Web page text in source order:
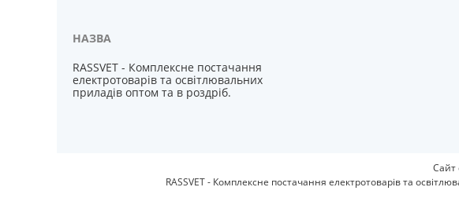
RASSVET - Комплексне постачання
електротоварів та освітлювальних
приладів оптом та в роздріб.
Сайт